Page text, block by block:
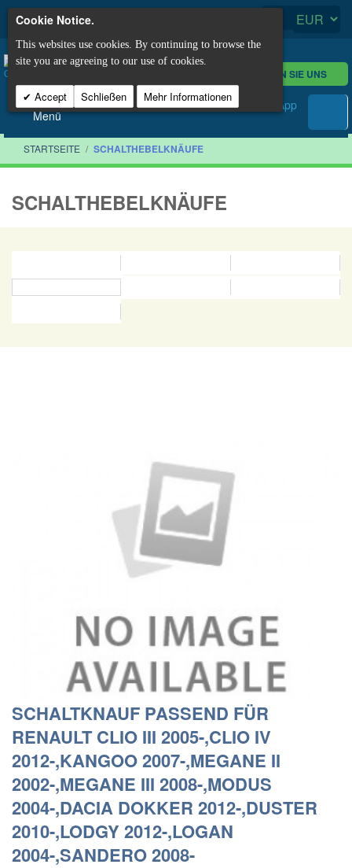
KONTAKTIEREN SIE UNS
Menü
STARTSEITE / SCHALTHEBELKNÄUFE
SCHALTHEBELKNÄUFE
SCHALTKNAUF PASSEND FÜR
RENAULT CLIO III 2005-,CLIO IV
2012-,KANGOO 2007-,MEGANE II
2002-,MEGANE III 2008-,MODUS
2004-,DACIA DOKKER 2012-,DUSTER
2010-,LODGY 2012-,LOGAN
2004-,SANDERO 2008-
Cookie Notice.
This websites use cookies. By continuing to browse the
site you are agreeing to our use of cookies.
Accept Schließen Mehr Informationen